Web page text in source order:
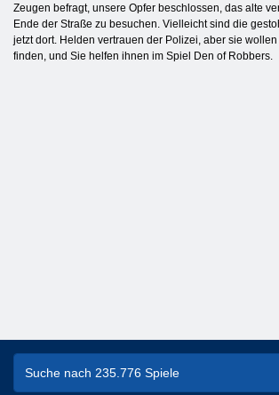
Zeugen befragt, unsere Opfer beschlossen, das alte
Ende der Straße zu besuchen. Vielleicht sind die
jetzt dort. Helden vertrauen der Polizei, aber sie wollen
finden, und Sie helfen ihnen im Spiel Den of Robbers.